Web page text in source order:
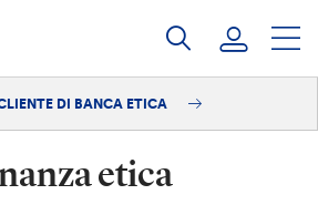
DI BANCA ETICA
etica